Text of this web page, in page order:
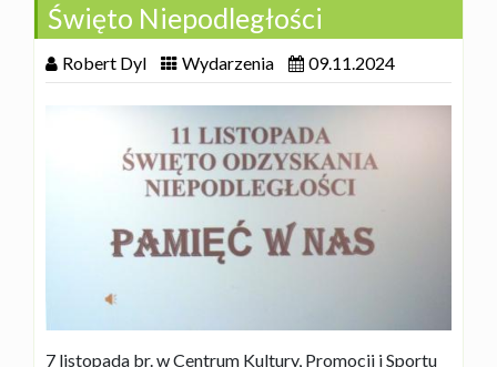
Święto Niepodległości
Robert Dyl Wydarzenia 09.11.2024
7 listopada br. w Centrum Kultury, Promocji i Sportu